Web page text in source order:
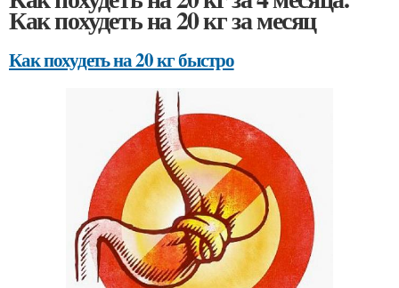
Как похудеть на 20 кг за месяц
Как похудеть на 20 кг быстро